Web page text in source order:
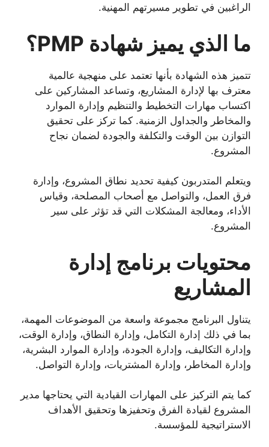
الراغبين في تطوير مسيرتهم المهنية.
ما الذي يميز شهادة PMP؟
تتميز هذه الشهادة بأنها تعتمد على منهجية عالمية
معترف بها لإدارة المشاريع، وتساعد المشاركين على
اكتساب مهارات التخطيط والتنظيم وإدارة الموارد
والمخاطر والجداول الزمنية. كما تركز على تحقيق
التوازن بين الوقت والتكلفة والجودة لضمان نجاح
المشروع.
ويتعلم المتدربون كيفية تحديد نطاق المشروع، وإدارة
فرق العمل، والتواصل مع أصحاب المصلحة، وقياس
الأداء، ومعالجة المشكلات التي قد تؤثر على سير
المشروع.
محتويات برنامج إدارة
المشاريع
يتناول البرنامج مجموعة واسعة من الموضوعات المهمة،
بما في ذلك إدارة التكامل، وإدارة النطاق، وإدارة الوقت،
وإدارة التكاليف، وإدارة الجودة، وإدارة الموارد البشرية،
وإدارة المخاطر، وإدارة المشتريات، وإدارة التواصل.
كما يتم التركيز على المهارات القيادية التي يحتاجها مدير
المشروع لقيادة الفرق وتحفيزها وتحقيق الأهداف
الاستراتيجية للمؤسسة.